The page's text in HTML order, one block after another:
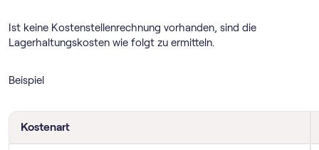
Ist keine Kostenstellenrechnung vorhanden, sind die
Lagerhaltungskosten wie folgt zu ermitteln.
Beispiel
Kostenart